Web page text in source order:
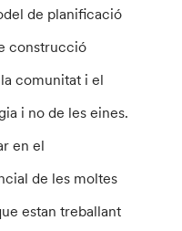
de planificació
construcció
comunitat i el
i no de les eines.
en el
de les moltes
estan treballant